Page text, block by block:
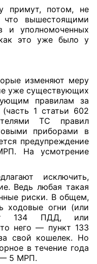
примут, потом, не
что вышестоящими
и уполномоченных
как это уже было у
изменяют меру
уже существующих
правилам за
(часть 1 статьи 602
ТС правил
приборами в
предупреждение
На усмотрение
исключить,
Ведь любая такая
риски. В общем,
ходовые огни (или
134 ПДД, или
него — пункт 133
свой кошелек. Но
в течение года
— 5 МРП.